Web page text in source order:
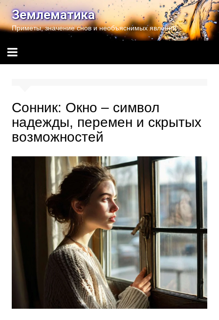
Перейти
содержимому
Землематика
Приметы, значение снов и необъяснимых явлений
Сонник: Окно – символ
надежды, перемен и скрытых
возможностей